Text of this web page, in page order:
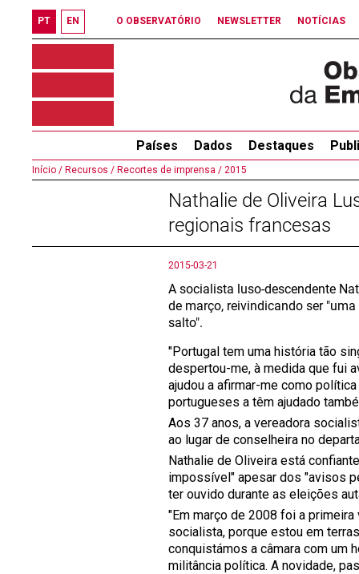
PT EN O OBSERVATÓRIO NEWSLETTER NOTÍCIAS
Países Dados Destaques
Início / Recursos / Recortes de imprensa / 2015
Nathalie de Oliveira
regionais francesas
2015-03-21
A socialista luso-descendente
de março, reivindicando ser
salto".
"Portugal tem uma história tão
despertou-me, à medida que fui
ajudou a afirmar-me como
portugueses a têm ajudado
Aos 37 anos, a vereadora
ao lugar de conselheira no
Nathalie de Oliveira está
impossível" apesar dos "avisos
ter ouvido durante as eleições
"Em março de 2008 foi a
socialista, porque estou em
conquistámos a câmara com um
militância política. A novidade,